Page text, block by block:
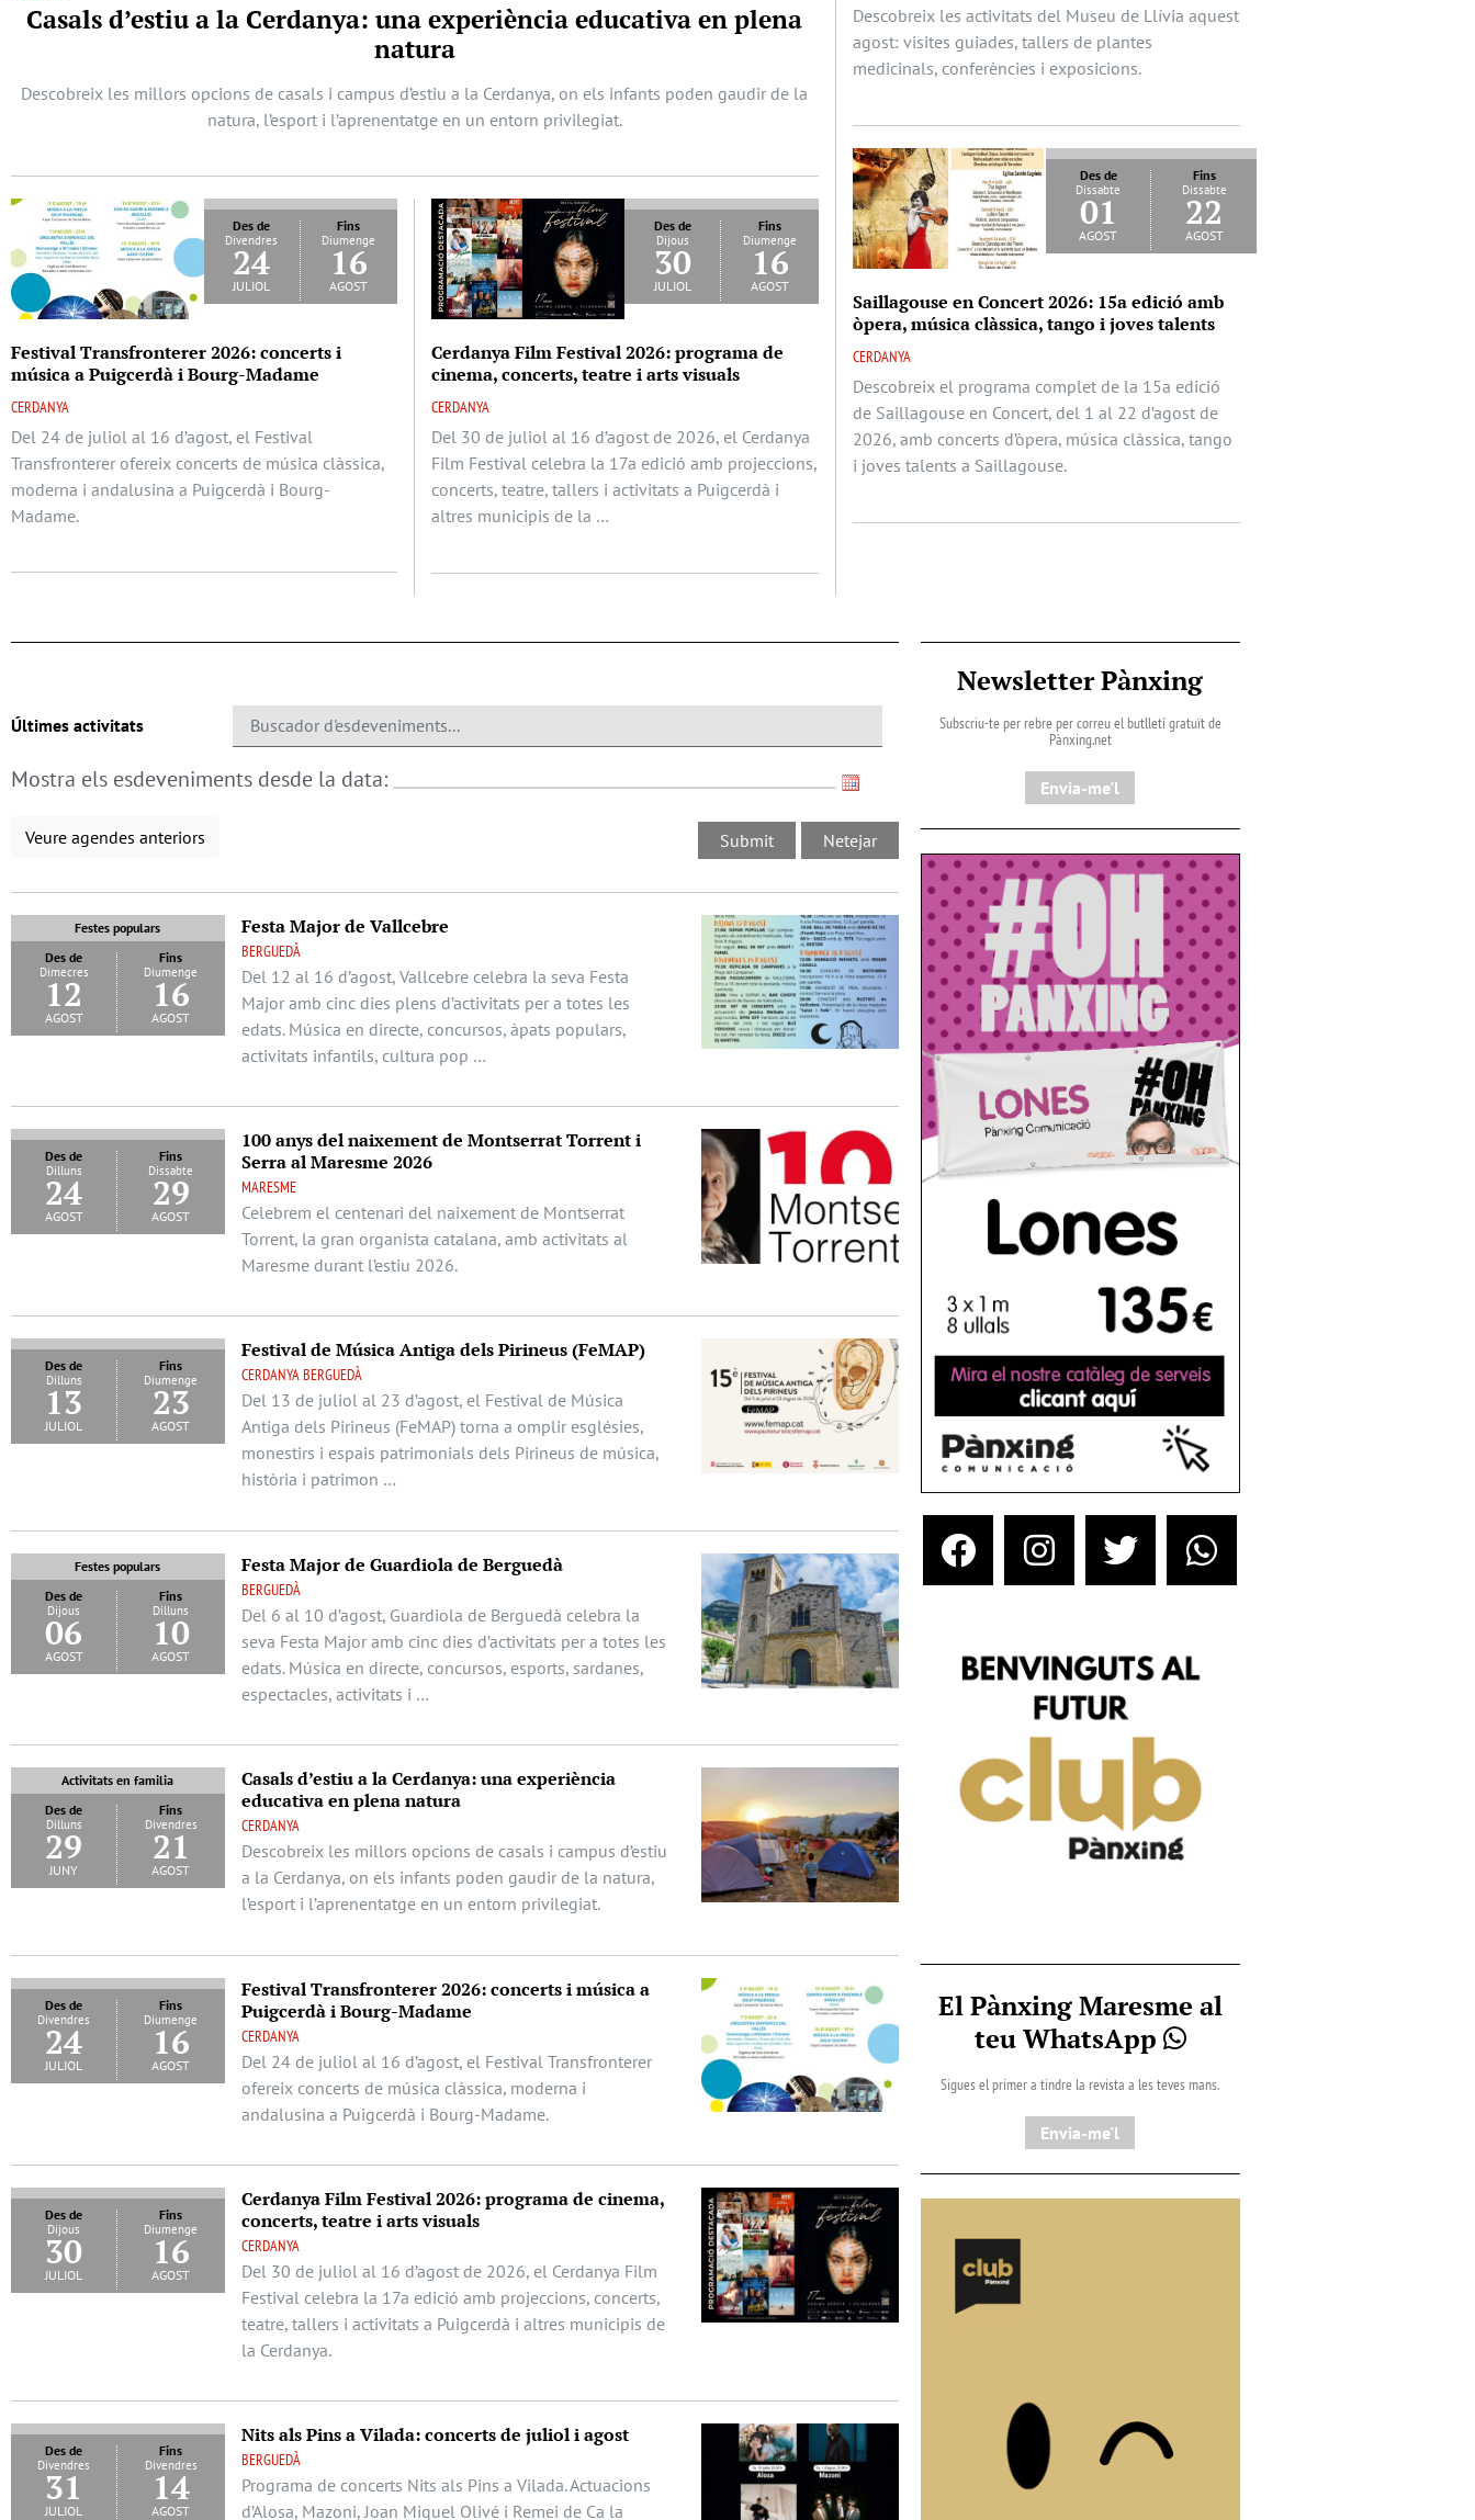
Casals d’estiu a la Cerdanya: una experiència educativa en plena
natura
Descobreix les millors opcions de casals i campus d’estiu a la Cerdanya, on els infants poden gaudir de la
natura, l’esport i l’aprenentatge en un entorn privilegiat.
Des de
Divendres
24
juliol
Fins
Diumenge
16
agost
Festival Transfronterer 2026: concerts i
música a Puigcerdà i Bourg-Madame
CERDANYA
Del 24 de juliol al 16 d’agost, el Festival
Transfronterer ofereix concerts de música clàssica,
moderna i andalusina a Puigcerdà i Bourg-
Madame.
Des de
Dijous
30
juliol
Fins
Diumenge
16
agost
Cerdanya Film Festival 2026: programa de
cinema, concerts, teatre i arts visuals
CERDANYA
Del 30 de juliol al 16 d’agost de 2026, el Cerdanya
Film Festival celebra la 17a edició amb projeccions,
concerts, teatre, tallers i activitats a Puigcerdà i
altres municipis de la …
Descobreix les activitats del Museu de Llívia aquest
agost: visites guiades, tallers de plantes
medicinals, conferències i exposicions.
Des de
Dissabte
01
agost
Fins
Dissabte
22
agost
Saillagouse en Concert 2026: 15a edició amb
òpera, música clàssica, tango i joves talents
CERDANYA
Descobreix el programa complet de la 15a edició
de Saillagouse en Concert, del 1 al 22 d’agost de
2026, amb concerts d’òpera, música clàssica, tango
i joves talents a Saillagouse.
Últimes activitats
Mostra els esdeveniments desde la data:
Veure agendes anteriors
Festes populars
Des de
Dimecres
12
agost
Fins
Diumenge
16
agost
Festa Major de Vallcebre
BERGUEDÀ
Del 12 al 16 d’agost, Vallcebre celebra la seva Festa
Major amb cinc dies plens d’activitats per a totes les
edats. Música en directe, concursos, àpats populars,
activitats infantils, cultura pop …
Des de
Dilluns
24
agost
Fins
Dissabte
29
agost
100 anys del naixement de Montserrat Torrent i
Serra al Maresme 2026
MARESME
Celebrem el centenari del naixement de Montserrat
Torrent, la gran organista catalana, amb activitats al
Maresme durant l’estiu 2026.
Des de
Dilluns
13
juliol
Fins
Diumenge
23
agost
Festival de Música Antiga dels Pirineus (FeMAP)
CERDANYA BERGUEDÀ
Del 13 de juliol al 23 d’agost, el Festival de Música
Antiga dels Pirineus (FeMAP) torna a omplir esglésies,
monestirs i espais patrimonials dels Pirineus de música,
història i patrimon …
Festes populars
Des de
Dijous
06
agost
Fins
Dilluns
10
agost
Festa Major de Guardiola de Berguedà
BERGUEDÀ
Del 6 al 10 d’agost, Guardiola de Berguedà celebra la
seva Festa Major amb cinc dies d’activitats per a totes les
edats. Música en directe, concursos, esports, sardanes,
espectacles, activitats i …
Activitats en familia
Des de
Dilluns
29
juny
Fins
Divendres
21
agost
Casals d’estiu a la Cerdanya: una experiència
educativa en plena natura
CERDANYA
Descobreix les millors opcions de casals i campus d’estiu
a la Cerdanya, on els infants poden gaudir de la natura,
l’esport i l’aprenentatge en un entorn privilegiat.
Des de
Divendres
24
juliol
Fins
Diumenge
16
agost
Festival Transfronterer 2026: concerts i música a
Puigcerdà i Bourg-Madame
CERDANYA
Del 24 de juliol al 16 d’agost, el Festival Transfronterer
ofereix concerts de música clàssica, moderna i
andalusina a Puigcerdà i Bourg-Madame.
Des de
Dijous
30
juliol
Fins
Diumenge
16
agost
Cerdanya Film Festival 2026: programa de cinema,
concerts, teatre i arts visuals
CERDANYA
Del 30 de juliol al 16 d’agost de 2026, el Cerdanya Film
Festival celebra la 17a edició amb projeccions, concerts,
teatre, tallers i activitats a Puigcerdà i altres municipis de
la Cerdanya.
Des de
Divendres
31
juliol
Fins
Divendres
14
agost
Nits als Pins a Vilada: concerts de juliol i agost
BERGUEDÀ
Programa de concerts Nits als Pins a Vilada. Actuacions
d’Alosa, Mazoni, Joan Miquel Olivé i Remei de Ca la
Newsletter Pànxing
Subscriu-te per rebre per correu el butlletí gratuït de
Pànxing.net​
Envia-me'l
El Pànxing Maresme al
teu WhatsApp
Sigues el primer a tindre la revista a les teves mans.
Envia-me'l